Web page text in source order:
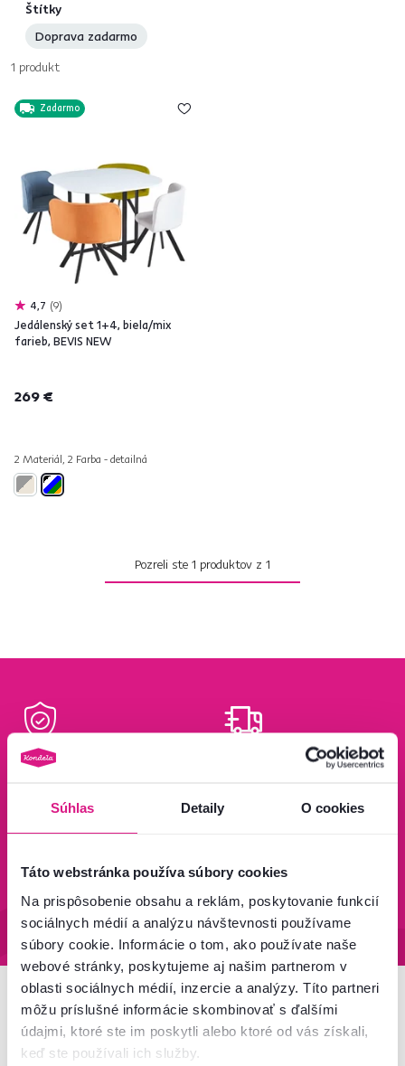
Súhlas Detaily O cookies
Táto webstránka používa súbory cookies
Na prispôsobenie obsahu a reklám, poskytovanie funkcií
sociálnych médií a analýzu návštevnosti používame
súbory cookie. Informácie o tom, ako používate naše
webové stránky, poskytujeme aj našim partnerom v
oblasti sociálnych médií, inzercie a analýzy. Títo partneri
môžu príslušné informácie skombinovať s ďalšími
údajmi, ktoré ste im poskytli alebo ktoré od vás získali,
keď ste používali ich služby.
Štítky
Doprava zadarmo
1 produkt
Zadarmo
4,7 9
Jedálenský set 1+4, biela/mix
farieb, BEVIS NEW
269 €
2 Materiál, 2 Farba - detailná
Pozreli ste 1 produktov z 1
Bezpečný nákup
Zistiť viac
Doprava od 199 €
Zistiť viac
Zistiť viac
Newsletter
Prihláste sa na odber a získajte uvítaciu zľavu